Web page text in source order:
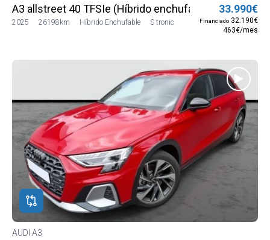
A3 allstreet 40 TFSIe (Híbrido enchufable) 150 kW
2025 26198km Híbrido Enchufable S tronic
33.990€
Financiado 32.190€
463€/mes
AUDI A3